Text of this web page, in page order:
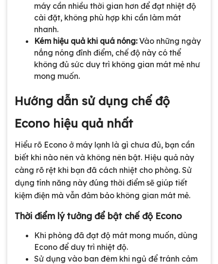
máy cần nhiều thời gian hơn để đạt nhiệt độ
cài đặt, không phù hợp khi cần làm mát
nhanh.
Kém hiệu quả khi quá nóng:Vào những ngày
nắng nóng đỉnh điểm, chế độ này có thể
không đủ sức duy trì không gian mát mẻ như
mong muốn.
Hướng dẫn sử dụng chế độ
Econo hiệu quả nhất
Hiểu rõ Econo ở máy lạnh là gì chưa đủ, bạn cần
biết khi nào nên và không nên bật. Hiệu quả này
càng rõ rệt khi bạn đã cách nhiệt cho phòng. Sử
dụng tính năng này đúng thời điểm sẽ giúp tiết
kiệm điện mà vẫn đảm bảo không gian mát mẻ.
Thời điểm lý tưởng để bật chế độ Econo
Khi phòng đã đạt độ mát mong muốn, dùng
Econo để duy trì nhiệt độ.
Sử dụng vào ban đêm khi ngủ để tránh cảm